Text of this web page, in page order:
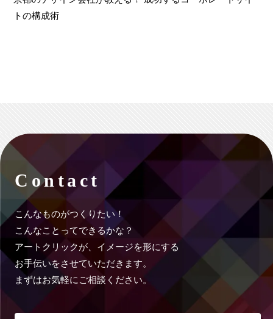
トの構成術
Contact
こんなものがつくりたい！
こんなことってできるかな？
アートクリックが、イメージを形にする
お手伝いをさせていただきます。
まずはお気軽にご相談ください。